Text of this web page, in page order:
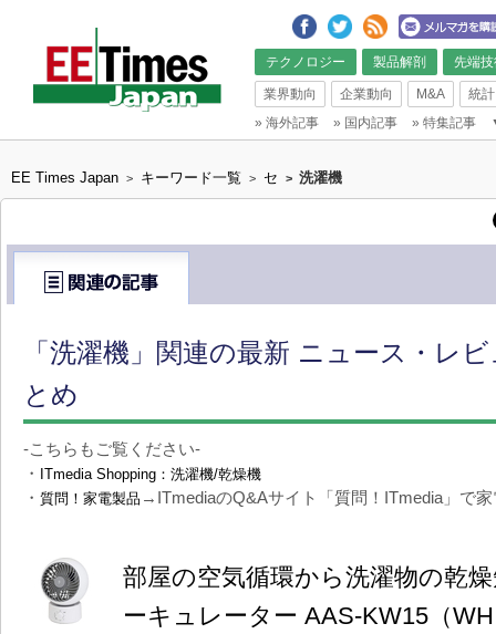
テクノロジー 製品解剖 先端
業界動向 企業動向 M&A
統計
» 海外記事 » 国内記事 » 特集記事
EE Times Japan > キーワード一覧 > セ > 洗濯機
「洗濯機」関連の最新 ニュース・レ
とめ
-こちらもご覧ください-
・
ITmedia Shopping：洗濯機/乾燥機
・ 質問！家電製品 →ITmediaのQ&Aサイト「質問！ITmedia」で
部屋の空気循環から洗濯物の乾
ーキュレーター AAS-KW15（